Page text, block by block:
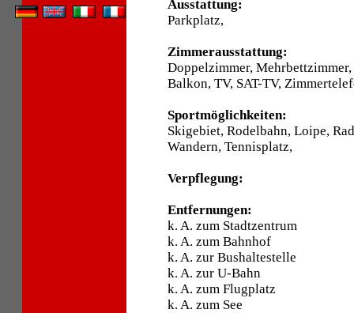
Ausstattung:
Parkplatz,
Zimmerausstattung:
Doppelzimmer,
Balkon, TV, SAT-TV,
Sportmöglichkeiten:
Skigebiet, Rodelbahn, Loipe,
Wandern, Tennisplatz,
Verpflegung:
Entfernungen:
k. A. zum Stadtzentrum
k. A. zum Bahnhof
k. A. zur Bushaltestelle
k. A. zur U-Bahn
k. A. zum Flugplatz
k. A. zum See